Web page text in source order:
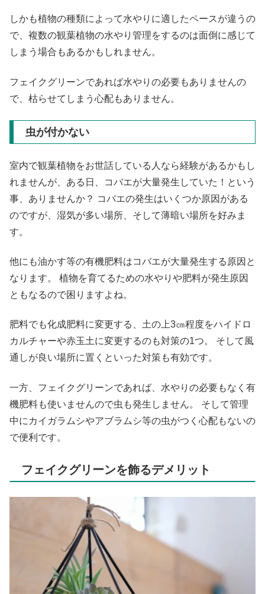
しかも植物の種類によって水やりに適したペースが違うの
で、複数の観葉植物の水やり管理をするのは面倒に感じて
しまう場合もあるかもしれません。
フェイクグリーンであれば水やりの必要もありませんの
で、枯らせてしまう心配もありません。
虫が付かない
室内で観葉植物をお世話している人なら経験があるかもし
れませんが、ある日、コバエが大量発生していた！という
事、ありませんか？ コバエの発生はいくつか原因がある
のですが、湿気が多い場所、そして薄暗い場所を好みま
す。
他にも油かす等の有機肥料はコバエが大量発生する原因と
なります。 植物を育てるための水やりや肥料が発生原因
ともなるので困りますよね。
肥料でも化成肥料に変更する、土の上3㎝程度をハイドロ
カルチャーや赤玉土に変更するのも対策の1つ。 そして風
通しが良い場所に置くといった対策も有効です。
一方、フェイクグリーンであれば、水やりの必要もなく有
機肥料も使いませんので虫も発生しません。 そして管理
中にカイガラムシやアブラムシ等の虫がつく心配もないの
で便利です。
フェイクグリーンを飾るデメリット